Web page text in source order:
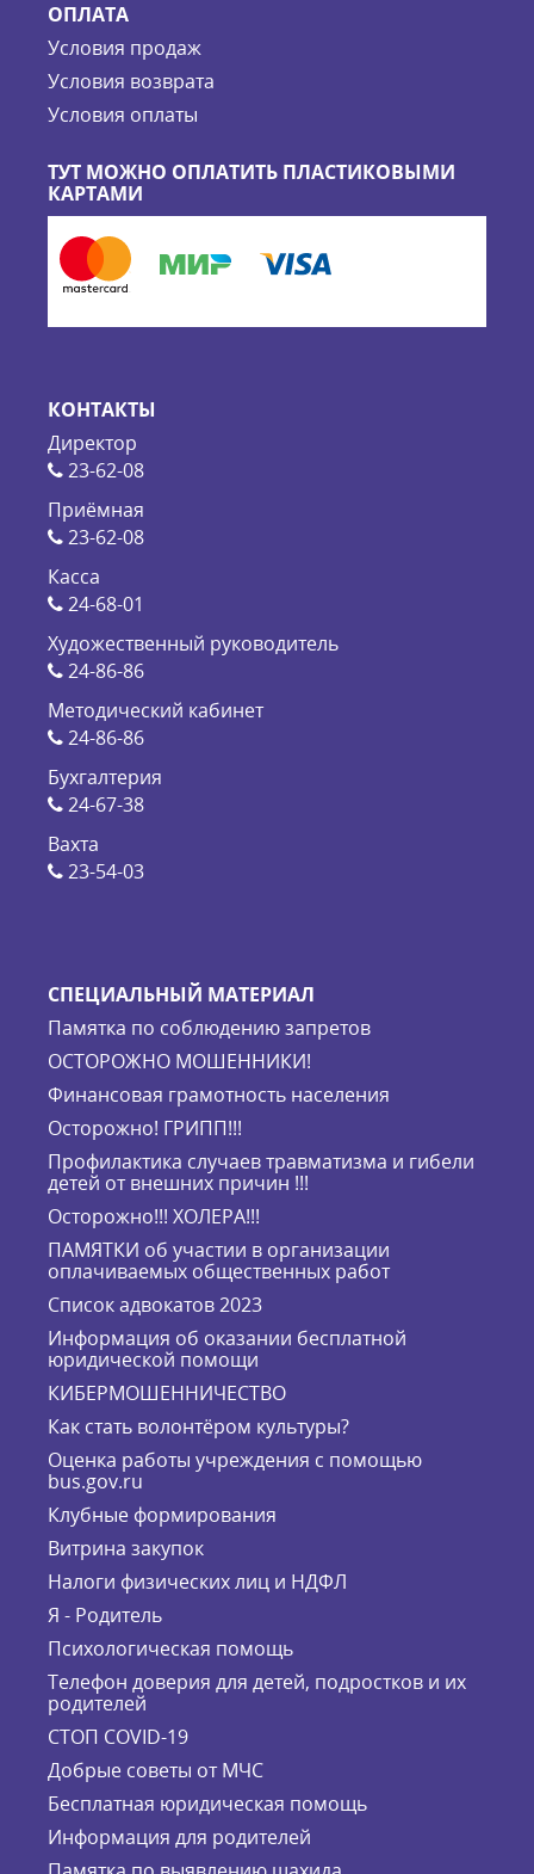
ОПЛАТА
Условия продаж
Условия возврата
Условия оплаты
ТУТ МОЖНО ОПЛАТИТЬ ПЛАСТИКОВЫМИ
КАРТАМИ
КОНТАКТЫ
Директор
23-62-08
Приёмная
23-62-08
Касса
24-68-01
Художественный руководитель
24-86-86
Методический кабинет
24-86-86
Бухгалтерия
24-67-38
Вахта
23-54-03
СПЕЦИАЛЬНЫЙ МАТЕРИАЛ
Памятка по соблюдению запретов
ОСТОРОЖНО МОШЕННИКИ!
Финансовая грамотность населения
Осторожно! ГРИПП!!!
Профилактика случаев травматизма и гибели
детей от внешних причин !!!
Осторожно!!! ХОЛЕРА!!!
ПАМЯТКИ об участии в организации
оплачиваемых общественных работ
Список адвокатов 2023
Информация об оказании бесплатной
юридической помощи
КИБЕРМОШЕННИЧЕСТВО
Как стать волонтёром культуры?
Оценка работы учреждения с помощью
bus.gov.ru
Клубные формирования
Витрина закупок
Налоги физических лиц и НДФЛ
Я - Родитель
Психологическая помощь
Телефон доверия для детей, подростков и их
родителей
СТОП COVID-19
Добрые советы от МЧС
Бесплатная юридическая помощь
Информация для родителей